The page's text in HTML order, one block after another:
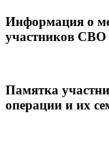
Информация о
участников СВО
Памятка
операции и их